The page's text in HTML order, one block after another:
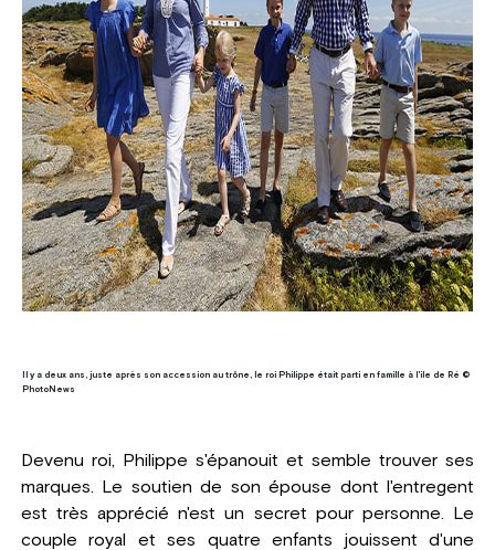
Il y a deux ans, juste après son accession au trône, le roi Philippe était parti en famille à l'ile de Ré ©
PhotoNews
Devenu roi, Philippe s'épanouit et semble trouver ses
marques. Le soutien de son épouse dont l'entregent
est très apprécié n'est un secret pour personne. Le
couple royal et ses quatre enfants jouissent d'une